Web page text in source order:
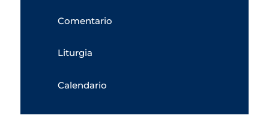
Comentario
Liturgia
Calendario